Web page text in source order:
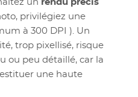
un rendu précis
privilégiez une
à 300 DPI ). Un
trop pixellisé, risque
ou peu détaillé, car la
une haute